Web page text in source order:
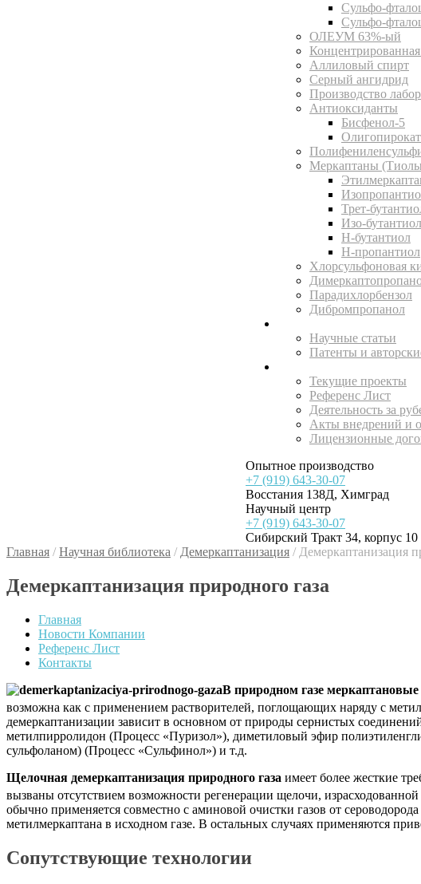
Сульфо-
Сульфо-
ОЛЕУМ 63%-ый
Аллиловый спирт
Серный ангидрид
Производство
Антиоксиданты
Бисфенол-5
Меркаптаны
Трет-
Изо-бутантиол
Н-бутантиол
Н-пропантиол
Хлорсульфоновая
Парадихлорбензол
Дибромпропанол
Научные статьи
Патенты и
Текущие проекты
Референс Лист
Деятельность за
Акты внедрений и
Лицензионные
Опытное производство
+7 (919) 643-30-07
Восстания 138Д, Химград
Научный центр
+7 (919) 643-30-07
Сибирский Тракт 34, корпус 10
Главная / Научная библиотека / Демеркаптанизация /Демеркаптанизация
Демеркаптанизация природного газа
Главная
Новости Компании
Референс Лист
Контакты
В природном газе меркаптановые
возможна как с применением растворителей, поглощающих наряду с
демеркаптанизации зависит в основном от природы сернистых
метилпирролидон (Процесс «Пуризол»), диметиловый эфир
сульфоланом) (Процесс «Сульфинол») и т.д.
Щелочная демеркаптанизация природного газа имеет более жесткие
вызваны отсутствием возможности регенерации щелочи,
обычно применяется совместно с аминовой очистки газов от
метилмеркаптана в исходном газе. В остальных случаях применяются
Сопутствующие технологии